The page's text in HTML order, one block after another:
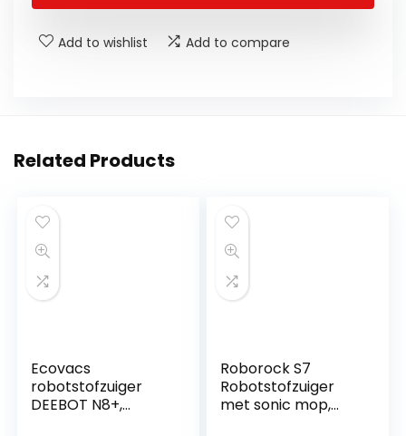
Add to wishlist Add to compare
Related Products
Ecovacs
robotstofzuiger
DEEBOT N8+,
Roborock S7
Robotstofzuiger
met sonic mop,